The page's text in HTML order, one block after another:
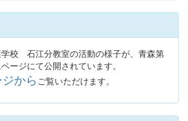
校 石江分教室の活動の様子が、青森第
ージにて公開されています。
から ご覧いただけます。